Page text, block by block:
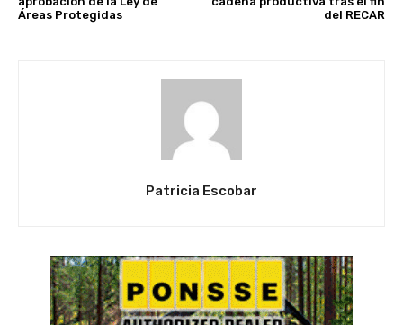
Áreas Protegidas
del RECAR
Patricia Escobar